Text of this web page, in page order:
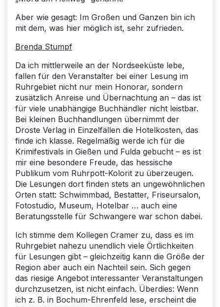
Aber wie gesagt: Im Großen und Ganzen bin ich
mit dem, was hier möglich ist, sehr zufrieden.
Brenda Stumpf
Da ich mittlerweile an der Nordseeküste lebe,
fallen für den Veranstalter bei einer Lesung im
Ruhrgebiet nicht nur mein Honorar, sondern
zusätzlich Anreise und Übernachtung an – das ist
für viele unabhängige Buchhändler nicht leistbar.
Bei kleinen Buchhandlungen übernimmt der
Droste Verlag in Einzelfällen die Hotelkosten, das
finde ich klasse. Regelmäßig werde ich für die
Krimifestivals in Gießen und Fulda gebucht – es ist
mir eine besondere Freude, das hessische
Publikum vom Ruhrpott-Kolorit zu überzeugen.
Die Lesungen dort finden stets an ungewöhnlichen
Orten statt: Schwimmbad, Bestatter, Friseursalon,
Fotostudio, Museum, Hotelbar … auch eine
Beratungsstelle für Schwangere war schon dabei.
Ich stimme dem Kollegen Cramer zu, dass es im
Ruhrgebiet nahezu unendlich viele Örtlichkeiten
für Lesungen gibt – gleichzeitig kann die Größe der
Region aber auch ein Nachteil sein. Sich gegen
das riesige Angebot interessanter Veranstaltungen
durchzusetzen, ist nicht einfach. Überdies: Wenn
ich z. B. in Bochum-Ehrenfeld lese, erscheint die